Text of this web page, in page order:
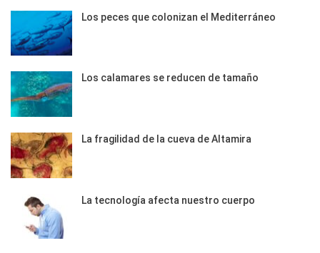
Los peces que colonizan el Mediterráneo
Los calamares se reducen de tamaño
La fragilidad de la cueva de Altamira
La tecnología afecta nuestro cuerpo